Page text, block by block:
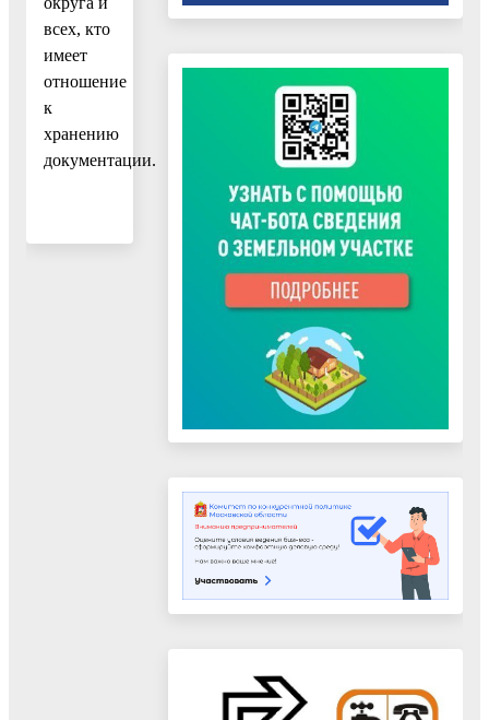
всех, кто
имеет
отношение
к
хранению
документации.